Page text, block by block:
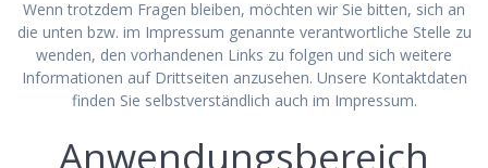
Wenn trotzdem Fragen bleiben, möchten wir Sie bitten, sich an
die unten bzw. im Impressum genannte verantwortliche Stelle zu
wenden, den vorhandenen Links zu folgen und sich weitere
Informationen auf Drittseiten anzusehen. Unsere Kontaktdaten
finden Sie selbstverständlich auch im Impressum.
Anwendungsbereich